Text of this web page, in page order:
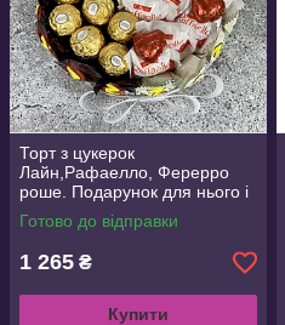
Торт з цукерок
Лайн,Рафаелло, Ферерро
роше. Подарунок для нього і
для неї на Валентина,
Річницю весілля, День
Готово до відправки
1 265 ₴
Купити